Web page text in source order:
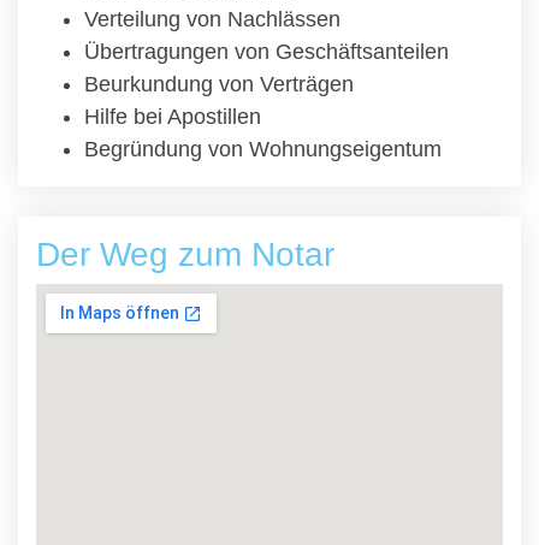
Verteilung von Nachlässen
Übertragungen von Geschäftsanteilen
Beurkundung von Verträgen
Hilfe bei Apostillen
Begründung von Wohnungseigentum
Der Weg zum Notar